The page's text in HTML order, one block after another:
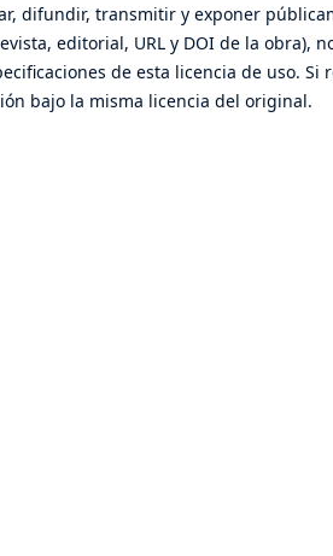
difundir, transmitir y exponer
editorial, URL y DOI de la obra),
de esta licencia de uso.
bajo la misma licencia del original.